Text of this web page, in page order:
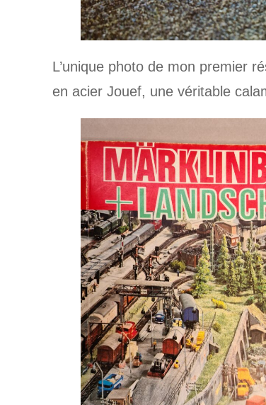
L’unique photo de mon premier
en acier Jouef, une véritable